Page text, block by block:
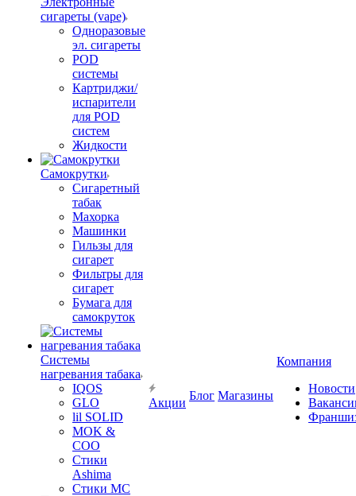
сигареты (vape)
Одноразовые
эл. сигареты
POD
системы
Картриджи/
испарители
для POD
систем
Жидкости
Самокрутки
Сигаретный
табак
Махорка
Машинки
Гильзы для
сигарет
Фильтры для
сигарет
Бумага для
самокруток
Системы
нагревания табака
IQOS
GLO
lil SOLID
MOK &
COO
Стики
Ashima
Стики MC
Акции
Блог Магазины
Компания
Новости